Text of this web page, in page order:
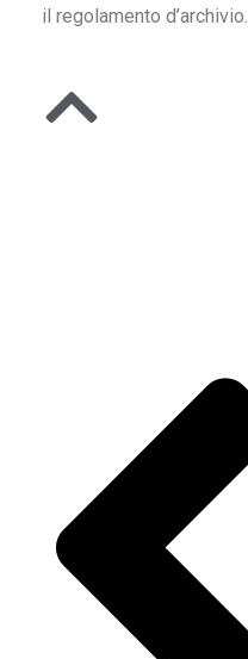
il regolamento d’archivio.